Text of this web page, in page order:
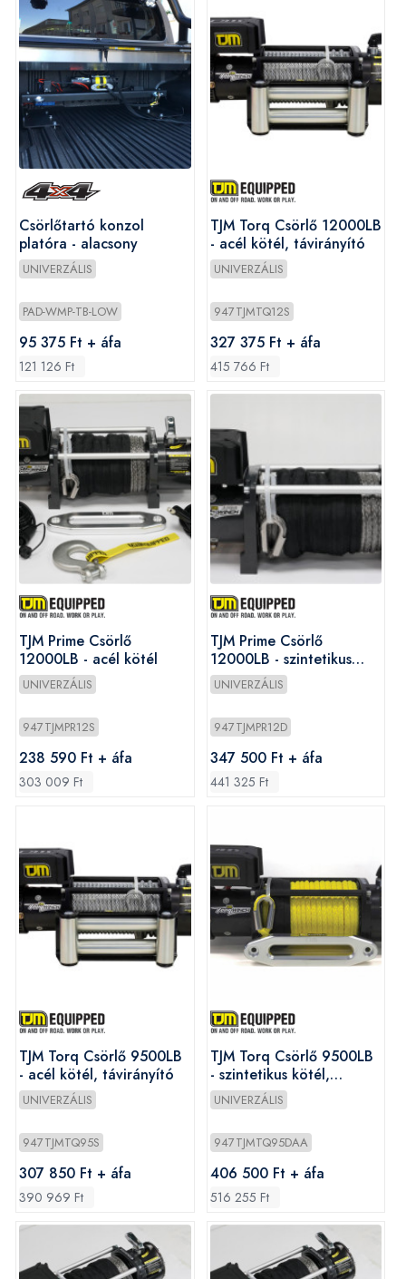
Csörlőtartó konzol
platóra - alacsony
UNIVERZÁLIS
PAD-WMP-TB-LOW
95 375 Ft + áfa
121 126 Ft
TJM Torq Csörlő 12000LB
- acél kötél, távirányító
UNIVERZÁLIS
947TJMTQ12S
327 375 Ft + áfa
415 766 Ft
TJM Prime Csörlő
12000LB - acél kötél
UNIVERZÁLIS
947TJMPR12S
238 590 Ft + áfa
303 009 Ft
TJM Prime Csörlő
12000LB - szintetikus
kötél
UNIVERZÁLIS
947TJMPR12D
347 500 Ft + áfa
441 325 Ft
TJM Torq Csörlő 9500LB
- acél kötél, távirányító
UNIVERZÁLIS
947TJMTQ95S
307 850 Ft + áfa
390 969 Ft
TJM Torq Csörlő 9500LB
- szintetikus kötél,
távirányító
UNIVERZÁLIS
947TJMTQ95DAA
406 500 Ft + áfa
516 255 Ft